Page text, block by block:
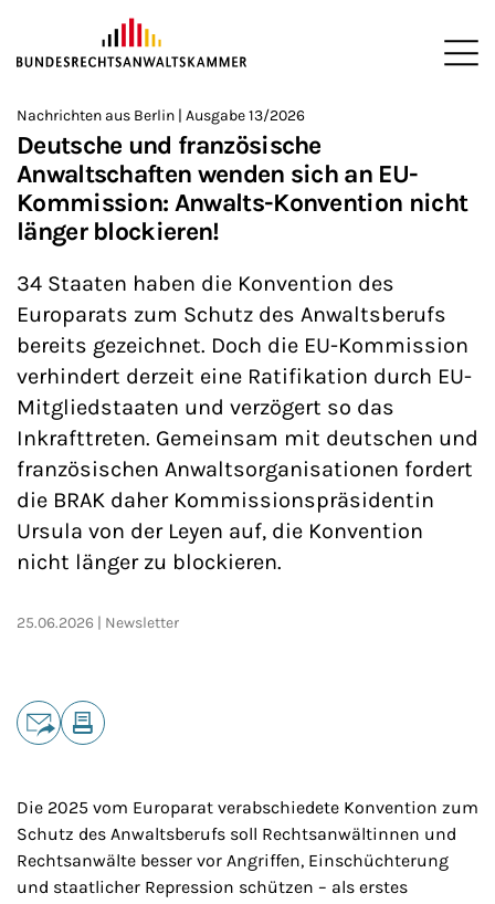
ZUM HAUPTINHALT SPRINGEN
Sie befinden sich hier:
>
Startseite
>
Newsroom
>
Newsletter
>
Nachrichten aus Berlin
Nachrichten aus Berlin | Ausgabe 13/2026
Deutsche und französische
Anwaltschaften wenden sich an EU-
Kommission: Anwalts-Konvention nicht
länger blockieren!
34 Staaten haben die Konvention des
Europarats zum Schutz des Anwaltsberufs
bereits gezeichnet. Doch die EU-Kommission
verhindert derzeit eine Ratifikation durch EU-
Mitgliedstaaten und verzögert so das
Inkrafttreten. Gemeinsam mit deutschen und
französischen Anwaltsorganisationen fordert
die BRAK daher Kommissionspräsidentin
Ursula von der Leyen auf, die Konvention
nicht länger zu blockieren.
25.06.2026 Newsletter
Teilen
Die 2025 vom Europarat verabschiedete Konvention zum
Schutz des Anwaltsberufs soll Rechtsanwältinnen und
Rechtsanwälte besser vor Angriffen, Einschüchterung
und staatlicher Repression schützen – als erstes